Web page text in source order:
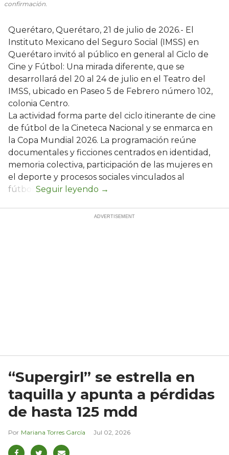
confirmación.
Querétaro, Querétaro, 21 de julio de 2026.- El
Instituto Mexicano del Seguro Social (IMSS) en
Querétaro invitó al público en general al Ciclo de
Cine y Fútbol: Una mirada diferente, que se
desarrollará del 20 al 24 de julio en el Teatro del
IMSS, ubicado en Paseo 5 de Febrero número 102,
colonia Centro.
La actividad forma parte del ciclo itinerante de cine
de fútbol de la Cineteca Nacional y se enmarca en
la Copa Mundial 2026. La programación reúne
documentales y ficciones centrados en identidad,
memoria colectiva, participación de las mujeres en
el deporte y procesos sociales vinculados al
fútbol.
“Supergirl” se estrella en
taquilla y apunta a pérdidas
de hasta 125 mdd
Mariana Torres García Jul 02, 2026